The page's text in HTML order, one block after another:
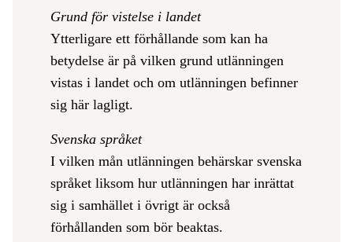
Grund för vistelse i landet
Ytterligare ett förhållande som kan ha
betydelse är på vilken grund utlänningen
vistas i landet och om utlänningen befinner
sig här lagligt.
Svenska språket
I vilken mån utlänningen behärskar svenska
språket liksom hur utlänningen har inrättat
sig i samhället i övrigt är också
förhållanden som bör beaktas.